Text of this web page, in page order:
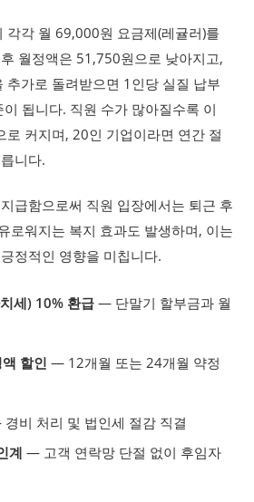
각각 월 69,000원 요금제(레귤러)를
월정액은 51,750원으로 낮아지고,
추가로 돌려받으면 1인당 실질 납부
됩니다. 직원 수가 많아질수록 이
로 커지며, 20인 기업이라면 연간 절
니다.
급함으로써 직원 입장에서는 퇴근 후
로워지는 복지 효과도 발생하며, 이는
정적인 영향을 미칩니다.
세) 10% 환급 — 단말기 할부금과 월
할인 — 12개월 또는 24개월 약정
비 처리 및 법인세 절감 직결
계 — 고객 연락망 단절 없이 후임자